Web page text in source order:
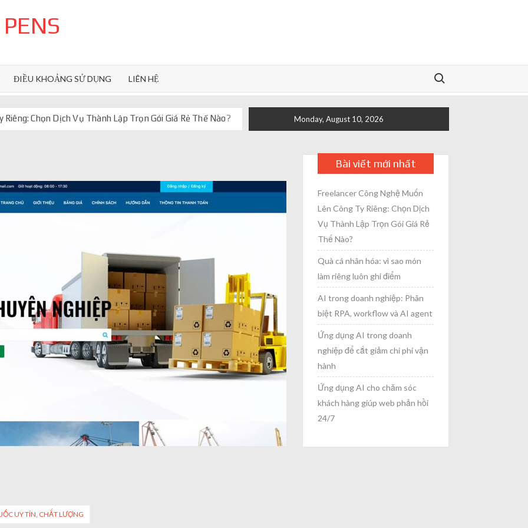
ĐIỀU KHOẢNG SỬ DỤNG LIÊN HỆ
Search for:
Chọn Dịch Vụ Thành Lập Trọn Gói Giá Rẻ Thế Nào?
và AI agent
web phản hồi 24/7
Monday, August 10, 2026
UY TÍN, CHẤT LƯỢNG
Bài viết mới nhất
Freelancer Công Nghệ Muốn
Lên Công Ty Riêng: Chọn Dịch
Vụ Thành Lập Trọn Gói Giá Rẻ
Thế Nào?
Quà cá nhân hóa: vì sao món
làm riêng luôn ghi điểm
AI trong doanh nghiệp: Phân
biệt RPA, workflow và AI agent
Ứng dụng AI trong doanh
nghiệp để cắt giảm chi phí vận
hành
Ứng dụng AI cho chăm sóc
khách hàng giúp web phản hồi
24/7